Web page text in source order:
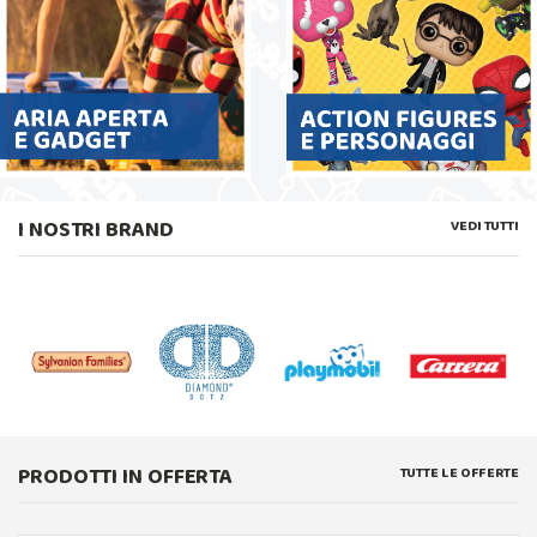
I NOSTRI BRAND VEDI TUTTI
PRODOTTI IN OFFERTA TUTTE LE OFFERTE